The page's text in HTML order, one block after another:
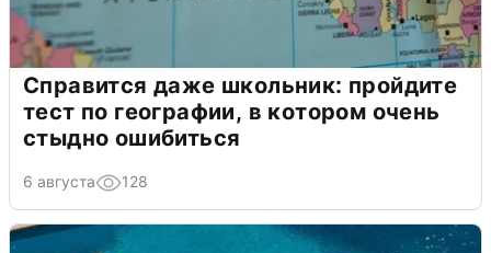
Справится даже школьник: пройдите
тест по географии, в котором очень
стыдно ошибиться
6 августа 128